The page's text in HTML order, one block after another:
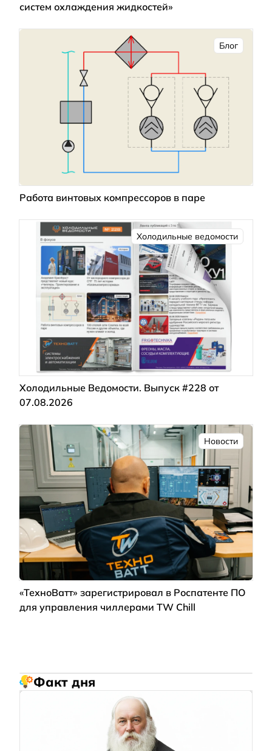
систем охлаждения жидкостей»
Блог
Работа винтовых компрессоров в паре
Холодильные ведомости
Холодильные Ведомости. Выпуск #228 от
07.08.2026
Новости
«ТехноВатт» зарегистрировал в Роспатенте ПО
для управления чиллерами TW Chill
Факт дня